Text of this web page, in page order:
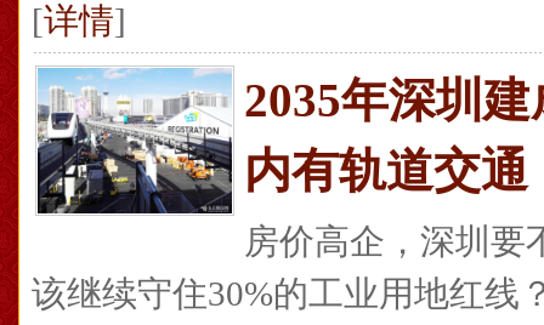
[详情]
2035年深圳
内有轨道交通
房价高企，深圳要
该继续守住30%的工业用地红线